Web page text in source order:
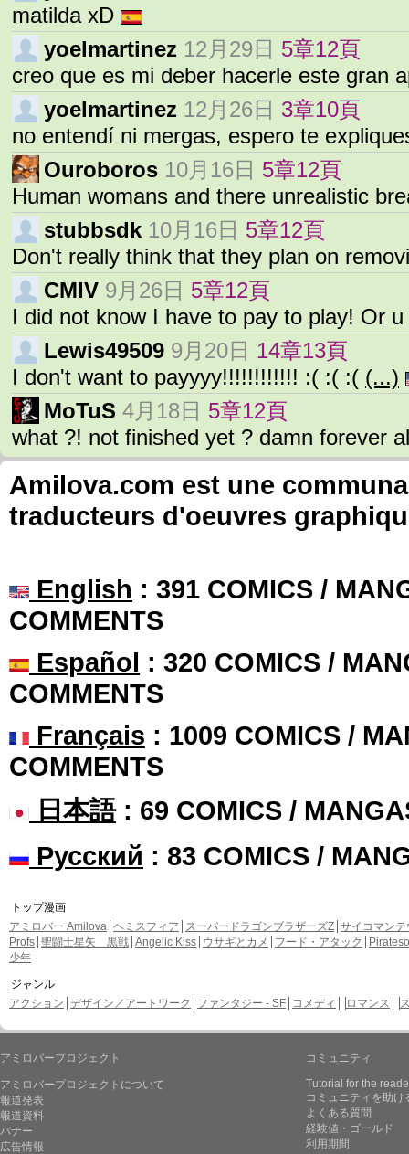
matilda xD
yoelmartinez 12月29日 5章12頁
creo que es mi deber hacerle este gran
yoelmartinez 12月26日 3章10頁
no entendí ni mergas, espero te
Ouroboros 10月16日 5章12頁
Human womans and there unrealistic
stubbsdk 10月16日 5章12頁
Don't really think that they plan on
CMIV 9月26日 5章12頁
I did not know I have to pay to play! Or u
Lewis49509 9月20日 14章13頁
I don't want to payyyy!!!!!!!!!!!! :( :( :( (...)
MoTuS 4月18日 5章12頁
what ?! not finished yet ? damn forever
Amilova.com est une
traducteurs d'oeuvres
English : 391 COMICS /
COMMENTS
Español : 320 COMICS /
COMMENTS
Français : 1009 COMICS /
COMMENTS
日本語: 69 COMICS /
Русский : 83 COMICS /
トップ漫画
アミロバー Amilova ヘミスフィア スーパードラゴンブラザーズZ サイコマンテ
Profs 聖闘士星矢 黒戦 Angelic Kiss ウサギとカメ フード・アタック
少年
ジャンル
アクション デザイン／アートワーク ファンタジー - SF コメディ ロマンス
アミロバープロジェクト
アミロバープロジェクトについて
報道発表
報道資料
バナー
広告情報
コミュニティ
Tutorial for the
コミュニティを助け
よくある質問
経験値・ゴールド
利用期間